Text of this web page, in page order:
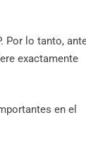
Por lo tanto,
exactamente
en el